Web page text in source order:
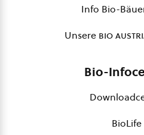
Info Bio-
Unsere bio
Bio-
BioLife